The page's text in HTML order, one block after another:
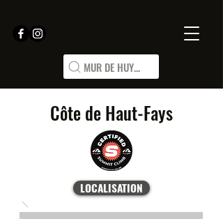
MUR DE HUY...
Côte de Haut-Fays
LOCALISATION